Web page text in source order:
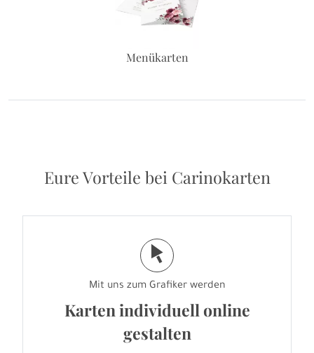
Menükarten
Eure Vorteile bei Carinokarten
j
Mit uns zum Grafiker werden
Karten individuell online
gestalten